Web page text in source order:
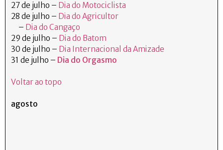
27 de julho – Dia do Motociclista
28 de julho – Dia do Agricultor
– Dia do Cangaço
29 de julho – Dia do Batom
30 de julho – Dia Internacional da Amizade
31 de julho – Dia do Orgasmo
Voltar ao topo
agosto